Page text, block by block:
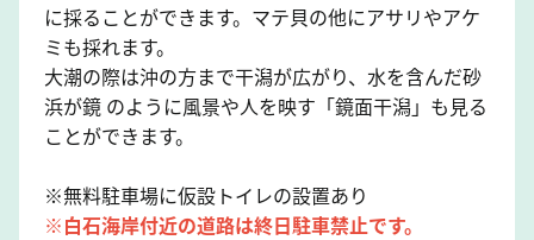
に採ることができます。マテ貝の他にアサリやアケ
ミも採れます。
大潮の際は沖の方まで干潟が広がり、水を含んだ砂
浜が鏡 のように風景や人を映す「鏡面干潟」も見る
ことができます。
※無料駐車場に仮設トイレの設置あり
※白石海岸付近の道路は終日駐車禁止です。